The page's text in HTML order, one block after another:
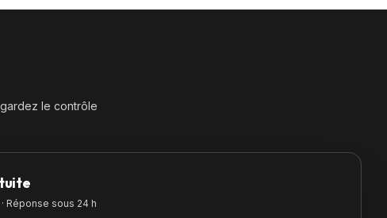
le contrôle
Réponse sous 24 h